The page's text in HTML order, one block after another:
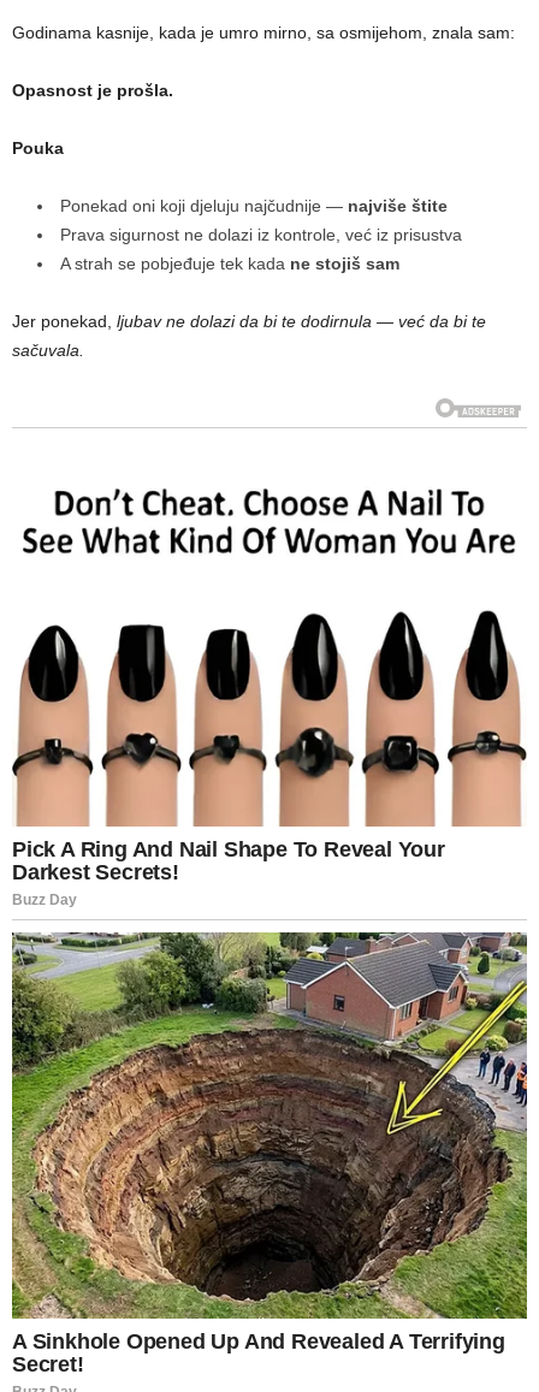
Godinama kasnije, kada je umro mirno, sa osmijehom, znala sam:
Opasnost je prošla.
Pouka
Ponekad oni koji djeluju najčudnije — najviše štite
Prava sigurnost ne dolazi iz kontrole, već iz prisustva
A strah se pobjeđuje tek kada ne stojiš sam
Jer ponekad, ljubav ne dolazi da bi te dodirnula — već da bi te
sačuvala.